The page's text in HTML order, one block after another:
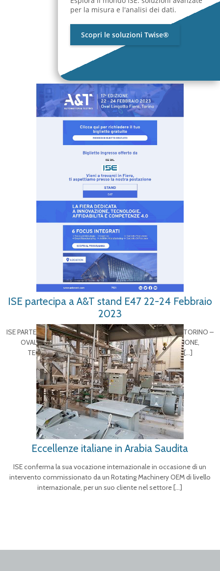
ISE partecipa a A&T stand E47 22-24 Febbraio
2023
ISE PARTECIPA A A&T 17a EDIZIONE | 22-24 FEBBRAIO 2023 | TORINO –
OVAL LINGOTTO FIERE LA FIERA DEDICATA A INNOVAZIONE,
TECNOLOGIE, AFFIDABILITÀ E COMPETENZE 4.0 ISE[…]
Eccellenze italiane in Arabia Saudita
ISE conferma la sua vocazione internazionale in occasione di un
intervento commissionato da un Rotating Machinery OEM di livello
internazionale, per un suo cliente nel settore[…]
per la misura e l'analisi dei dati.
Scopri le soluzioni Twise®